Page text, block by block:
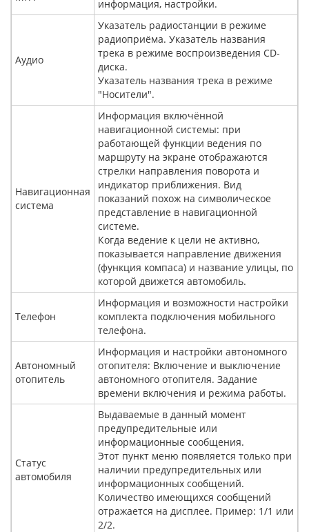
информация, настройки.
Аудио
Указатель радиостанции в режиме
радиоприёма. Указатель названия
трека в режиме воспроизведения CD-
диска.
Указатель названия трека в режиме
"Носители".
Навигационная
система
Информация включённой
навигационной системы: при
работающей функции ведения по
маршруту на экране отображаются
стрелки направления поворота и
индикатор приближения. Вид
показаний похож на символическое
представление в навигационной
системе.
Когда ведение к цели не активно,
показывается направление движения
(функция компаса) и название улицы, по
которой движется автомобиль.
Телефон
Информация и возможности настройки
комплекта подключения мобильного
телефона.
Автономный
отопитель
Информация и настройки автономного
отопителя: Включение и выключение
автономного отопителя. Задание
времени включения и режима работы.
Статус
автомобиля
Выдаваемые в данный момент
предупредительные или
информационные сообщения.
Этот пункт меню появляется только при
наличии предупредительных или
информационных сообщений.
Количество имеющихся сообщений
отражается на дисплее. Пример: 1/1 или
2/2.